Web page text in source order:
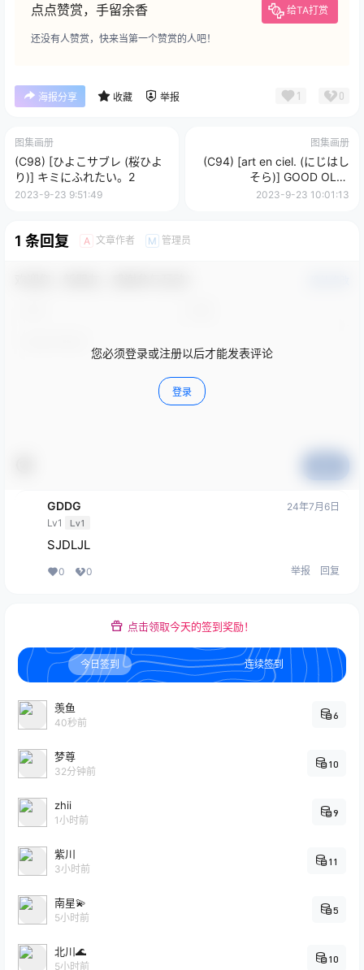
点点赞赏，手留余香 给TA打赏
还没有人赞赏，快来当第一个赞赏的人吧！
海报分享 收藏 举报 1 0
图集画册
(C98) [ひよこサブレ (桜ひよ
り)] キミにふれたい。2
2023-9-23 9:51:49
图集画册
(C94) [art en ciel. (にじはし
そら)] GOOD OLD-
FASHIONED LOVER GIRL! (電
2023-9-23 10:01:13
1 条回复 A 文章作者 M 管理员
您必须登录或注册以后才能发表评论
登录
GDDG
Lv1 Lv1
24年7月6日
SJDLJL
0 0 举报 回复
点击领取今天的签到奖励！
今日签到 连续签到
羡鱼
40秒前
6
梦尊
32分钟前
10
zhii
1小时前
9
紫川
3小时前
11
南星💫
5小时前
5
北川🌊
5小时前
10